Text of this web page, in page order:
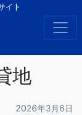
イト
地
2026年3月6日